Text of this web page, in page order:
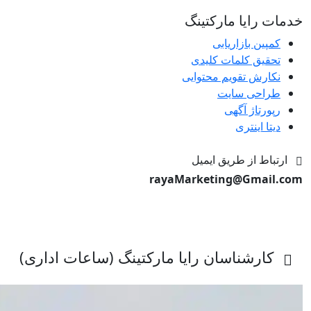
خدمات رایا مارکتینگ
کمپین بازاریابی
تحقیق کلمات کلیدی
نکارش تقویم محتوایی
طراحی سایت
رپورتاژ آگهی
دیتا اینتری
ارتباط از طریق ایمیل
rayaMarketing@Gmail.com
کارشناسان رایا مارکتینگ (ساعات اداری)